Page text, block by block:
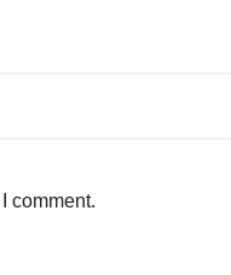
comment.